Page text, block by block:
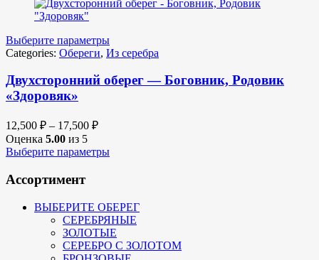
Выберите параметры
Categories: Обереги, Из серебра
Двухсторонний оберег — Боговник, Родовик
«Здоровяк»
12,500 ₽ – 17,500 ₽
Оценка 5.00 из 5
Выберите параметры
Ассортимент
ВЫБЕРИТЕ ОБЕРЕГ
СЕРЕБРЯНЫЕ
ЗОЛОТЫЕ
СЕРЕБРО С ЗОЛОТОМ